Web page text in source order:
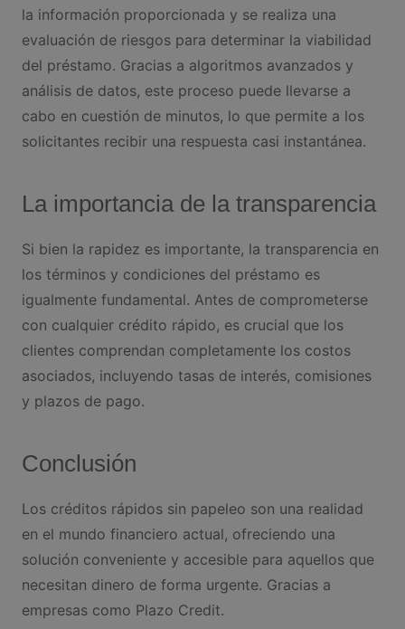
la información proporcionada y se realiza una
evaluación de riesgos para determinar la viabilidad
del préstamo. Gracias a algoritmos avanzados y
análisis de datos, este proceso puede llevarse a
cabo en cuestión de minutos, lo que permite a los
solicitantes recibir una respuesta casi instantánea.
La importancia de la transparencia
Si bien la rapidez es importante, la transparencia en
los términos y condiciones del préstamo es
igualmente fundamental. Antes de comprometerse
con cualquier crédito rápido, es crucial que los
clientes comprendan completamente los costos
asociados, incluyendo tasas de interés, comisiones
y plazos de pago.
Conclusión
Los créditos rápidos sin papeleo son una realidad
en el mundo financiero actual, ofreciendo una
solución conveniente y accesible para aquellos que
necesitan dinero de forma urgente. Gracias a
empresas como Plazo Credit.